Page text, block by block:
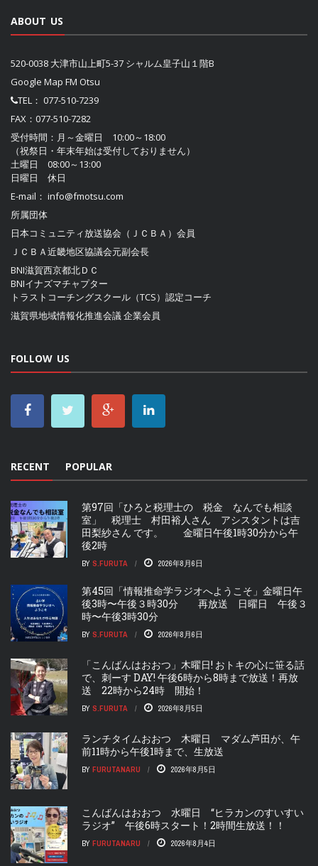
ABOUT US
520-0038 大津市山上町5-37 シャルム皇子山１階B
Google Map FM Otsu
TEL： 077-510-7239
FAX：077-510-7282
受付時間：月～金曜日 10:00～18:00
（祝祭日・年末年始は受付しておりません）
土曜日 08:00～13:00
日曜日 休日
E-mail： info@fmotsu.com
所属団体
日本コミュニティ放送協会（ＪＣＢＡ） 会員
ＪＣＢＡ近畿地区協議会元副会長
BNI滋賀西京都北ＤＣ
BNIイナズマチャプター
トラストコーチングスクール（TCS）認定コーチ
滋賀県地域情報化推進会議企業会員
FOLLOW US
RECENT POPULAR
第97回「ひろと税理士の 税金 なんでも相談
室」 税理士 村田裕人さん アシスタントは吉
田梨紗さん です。 金曜日午後1時30分から午
後2時
BY S.FURUTA 2026年8月6日
第45回「情報推命学ラジオへようこそ」金曜日午
後3時〜午後３時30分 再放送 日曜日 午後３
時〜午後3時30分
BY S.FURUTA 2026年8月6日
「こんばんはおおつ」木曜日! おトキの心に笹る話
で、刺ーす DAY! 午後6時から8時まで放送！再放
送 22時から24時 開始！
BY S.FURUTA 2026年8月5日
ランチタイムおおつ 木曜日 マダム芦田が、午
前11時から午後1時まで、生放送
BY FURUTANARU 2026年8月5日
こんばんはおおつ 水曜日 “ヒラカンのすいすい
ラジオ” 午後6時スタート！2時間生放送！！
BY FURUTANARU 2026年8月4日